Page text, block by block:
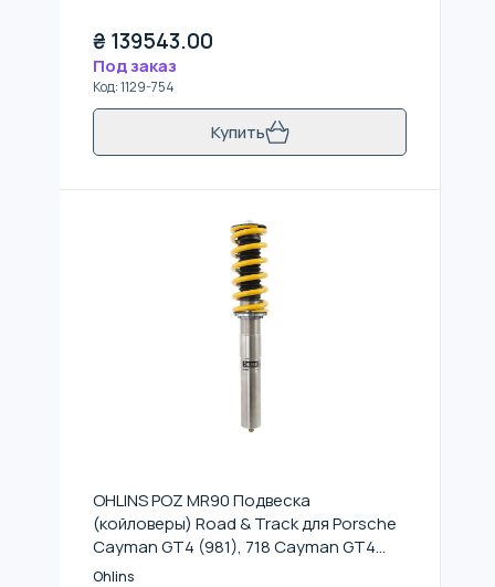
₴ 139543.00
Под заказ
Код:1129-754
Купить
OHLINS POZ MR90 Подвеска
(койловеры) Road & Track для Porsche
Cayman GT4 (981), 718 Cayman GT4
(982), 718 Boxster Spyder (982)
Ohlins